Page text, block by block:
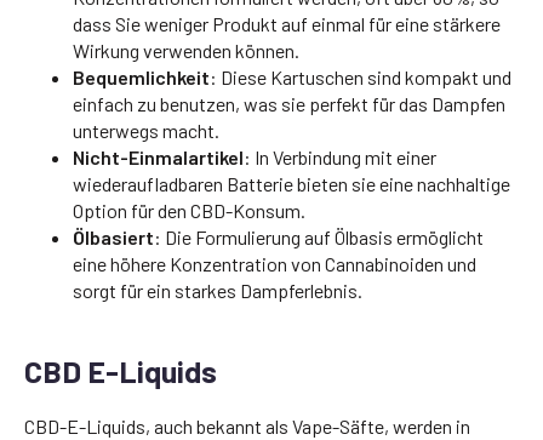
dass Sie weniger Produkt auf einmal für eine stärkere
Wirkung verwenden können.
Bequemlichkeit: Diese Kartuschen sind kompakt und
einfach zu benutzen, was sie perfekt für das Dampfen
unterwegs macht.
Nicht-Einmalartikel: In Verbindung mit einer
wiederaufladbaren Batterie bieten sie eine nachhaltige
Option für den CBD-Konsum.
Ölbasiert: Die Formulierung auf Ölbasis ermöglicht
eine höhere Konzentration von Cannabinoiden und
sorgt für ein starkes Dampferlebnis.
CBD E-Liquids
CBD-E-Liquids, auch bekannt als Vape-Säfte, werden in